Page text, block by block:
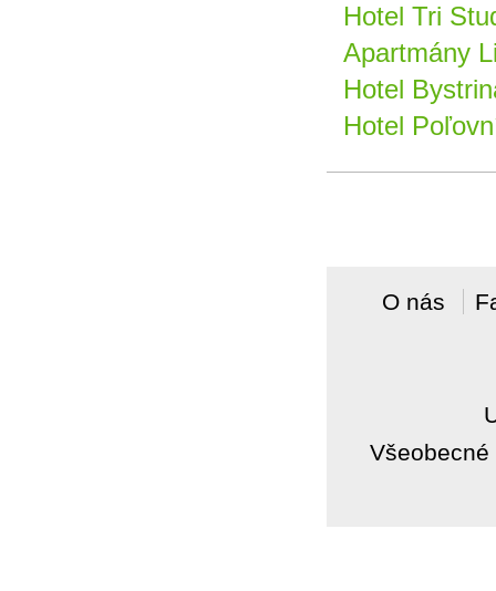
Hotel Tri
Apartmány
Hotel
Hotel
O nás